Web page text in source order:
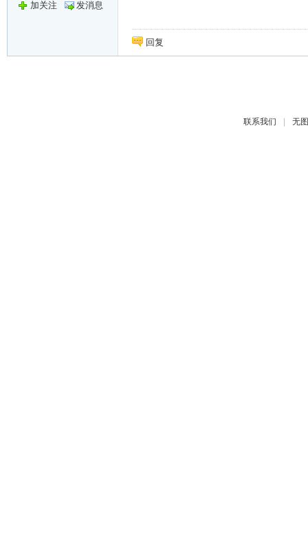
加关注 发消息
回复
联系我们 | 无